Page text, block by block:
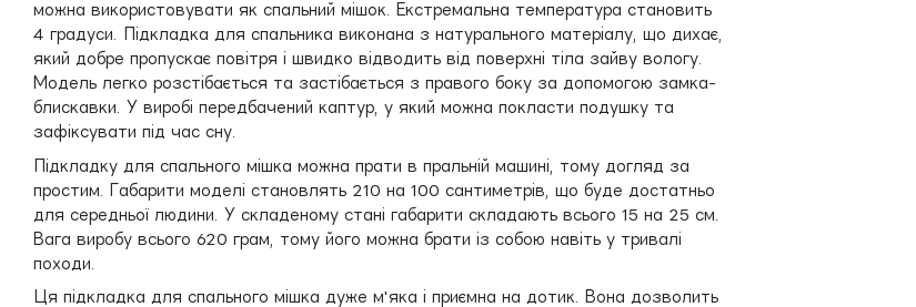
можна використовувати як спальний мішок. Екстремальна температура становить
4 градуси. Підкладка для спальника виконана з натурального матеріалу, що дихає,
який добре пропускає повітря і швидко відводить від поверхні тіла зайву вологу.
Модель легко розстібається та застібається з правого боку за допомогою замка-
блискавки. У виробі передбачений каптур, у який можна покласти подушку та
зафіксувати під час сну.
Підкладку для спального мішка можна прати в пральній машині, тому догляд за
простим. Габарити моделі становлять 210 на 100 сантиметрів, що буде достатньо
для середньої людини. У складеному стані габарити складають всього 15 на 25 см.
Вага виробу всього 620 грам, тому його можна брати із собою навіть у тривалі
походи.
Ця підкладка для спального мішка дуже м'яка і приємна на дотик. Вона дозволить